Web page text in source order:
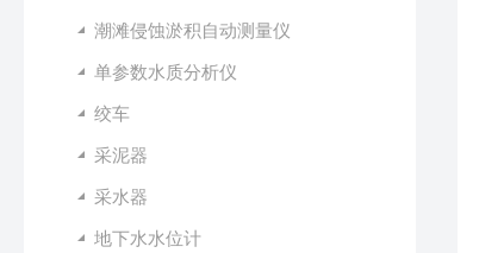
潮滩侵蚀淤积自动测量仪
单参数水质分析仪
绞车
采泥器
采水器
地下水水位计